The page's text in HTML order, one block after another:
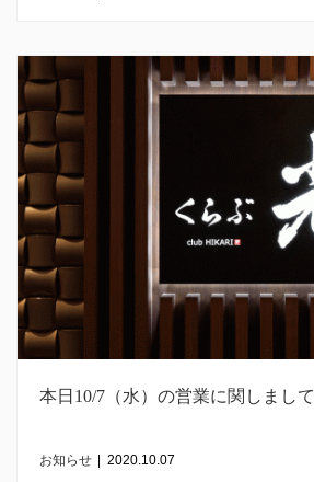
本日10/7（水）の営業に関しまして
お知らせ | 2020.10.07